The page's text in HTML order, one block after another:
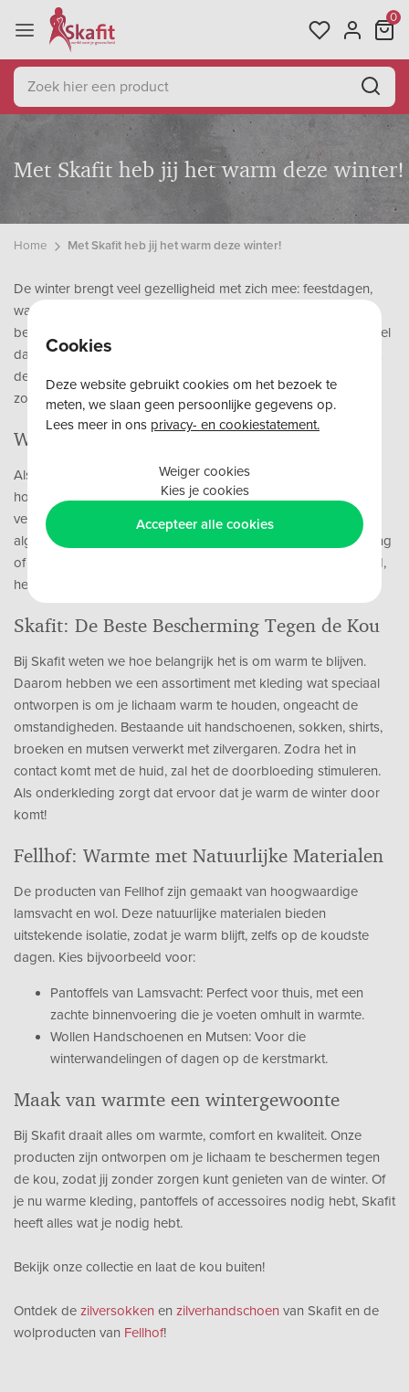
0
Met Skafit heb jij het warm deze winter!
Home Met Skafit heb jij het warm deze winter!
De winter brengt veel gezelligheid met zich mee: feestdagen,
warme dranken en een knisperend hardvuur. Maar helaas
betekent het ook vaak koude handen, voeten, en een kil gevoel
dat je dag kan verpesten. Herken je dat? Gelukkig heeft Skafit
de oplossing om je deze winter warm te houden, zodat je
zonder zorgen kunt genieten van het seizoen.
Waarom krijg je het snel koud?
Als de temperaturen dalen, probeert je lichaam warmte vast te
houden door de doorbloeding naar je extremiteiten te
verminderen. Gevolg? Koude handen, voeten, en soms een
algeheel kil gevoel. Vooral mensen met een trage doorbloeding
of gevoeligheid voor kou, zoals bij het fenomeen van Raynaud,
hebben hier extra last van.
Skafit: De Beste Bescherming Tegen de Kou
Bij Skafit weten we hoe belangrijk het is om warm te blijven.
Daarom hebben we een assortiment met kleding wat speciaal
ontworpen is om je lichaam warm te houden, ongeacht de
omstandigheden. Bestaande uit handschoenen, sokken, shirts,
broeken en mutsen verwerkt met zilvergaren. Zodra het in
contact komt met de huid, zal het de doorbloeding stimuleren.
Als onderkleding zorgt dat ervoor dat je warm de winter door
komt!
Fellhof: Warmte met Natuurlijke Materialen
De producten van Fellhof zijn gemaakt van hoogwaardige
lamsvacht en wol. Deze natuurlijke materialen bieden
uitstekende isolatie, zodat je warm blijft, zelfs op de koudste
dagen. Kies bijvoorbeeld voor:
Pantoffels van Lamsvacht: Perfect voor thuis, met een
zachte binnenvoering die je voeten omhult in warmte.
Wollen Handschoenen en Mutsen: Voor die
winterwandelingen of dagen op de kerstmarkt.
Maak van warmte een wintergewoonte
Bij Skafit draait alles om warmte, comfort en kwaliteit. Onze
producten zijn ontworpen om je lichaam te beschermen tegen
de kou, zodat jij zonder zorgen kunt genieten van de winter. Of
je nu warme kleding, pantoffels of accessoires nodig hebt, Skafit
heeft alles wat je nodig hebt.
Bekijk onze collectie en laat de kou buiten!
Ontdek de zilversokken en zilverhandschoen van Skafit en de
wolproducten van Fellhof!
Cookies
Deze website gebruikt cookies om het bezoek te
meten, we slaan geen persoonlijke gegevens op.
Lees meer in ons privacy- en cookiestatement.
Accepteer alle cookies
Kies je cookies
Weiger cookies